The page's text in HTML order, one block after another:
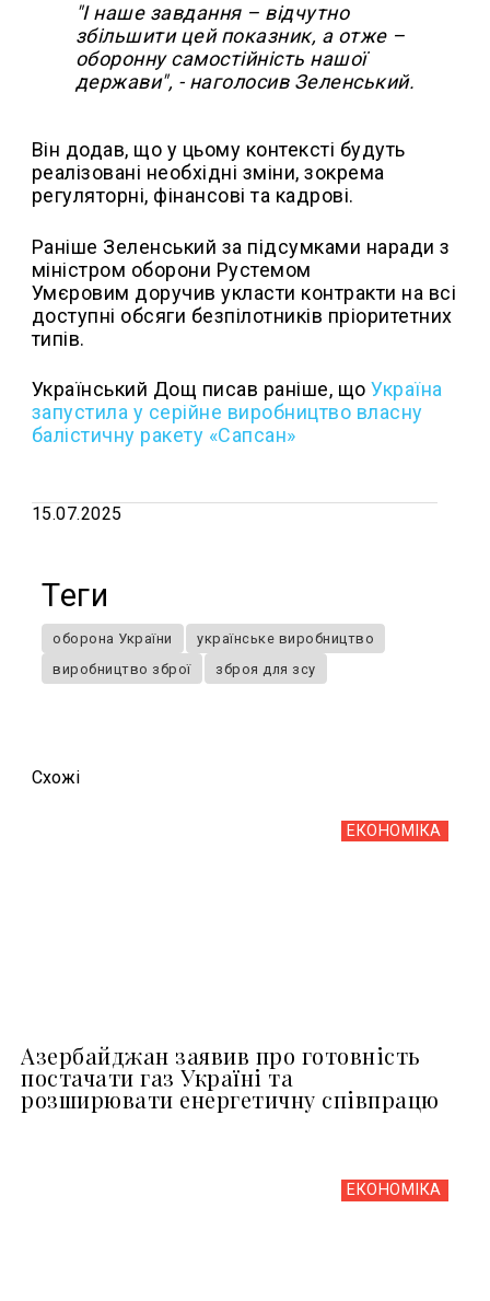
"І наше завдання – відчутно
збільшити цей показник, а отже –
оборонну самостійність нашої
держави", - наголосив Зеленський.
Він додав, що у цьому контексті будуть
реалізовані необхідні зміни, зокрема
регуляторні, фінансові та кадрові.
Раніше Зеленський за підсумками наради з
міністром оборони Рустемом
Умєровим доручив укласти контракти на всі
доступні обсяги безпілотників пріоритетних
типів.
Український Дощ писав раніше, щоУкраїна
запустила у серійне виробництво власну
балістичну ракету «Сапсан»
15.07.2025
Теги
оборона України
українське виробництво
виробництво зброї
зброя для зсу
Схожi
ЕКОНОМІКА
Азербайджан заявив про готовність
постачати газ Україні та
розширювати енергетичну співпрацю
ЕКОНОМІКА